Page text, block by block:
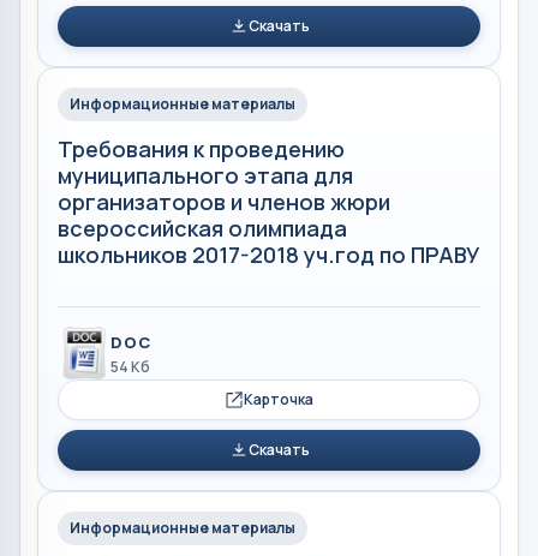
Скачать
Информационные материалы
Требования к проведению
муниципального этапа для
организаторов и членов жюри
всероссийская олимпиада
школьников 2017-2018 уч.год по ПРАВУ
DOC
54 Кб
Карточка
Скачать
Информационные материалы